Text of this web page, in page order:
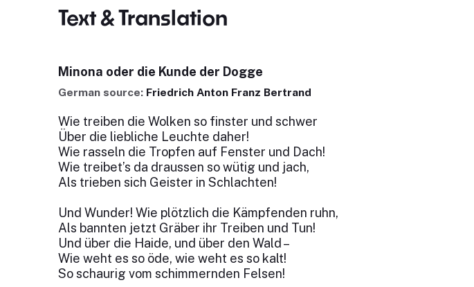
Text & Translation
Minona oder die Kunde der Dogge
German source: Friedrich Anton Franz Bertrand
Wie treiben die Wolken so finster und schwer
Über die liebliche Leuchte daher!
Wie rasseln die Tropfen auf Fenster und Dach!
Wie treibet’s da draussen so wütig und jach,
Als trieben sich Geister in Schlachten!
Und Wunder! Wie plötzlich die Kämpfenden ruhn,
Als bannten jetzt Gräber ihr Treiben und Tun!
Und über die Haide, und über den Wald –
Wie weht es so öde, wie weht es so kalt!
So schaurig vom schimmernden Felsen!